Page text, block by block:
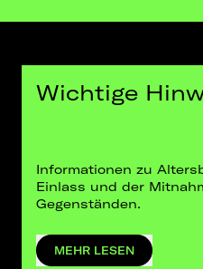
Wichtige
Informationen zu
Einlass und der
Gegenständen.
MEHR LESEN